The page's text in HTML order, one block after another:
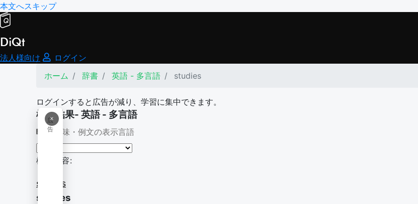
本文へスキップ
DiQt
法人様向け
ログイン
ホーム
辞書 英語 - 多言語 studies
ログインすると広告が減り、学習に集中できます。
×
広
告
検索結果- 英語 - 多言語
意味・例文の表示言語
検索内容:
studies
studies